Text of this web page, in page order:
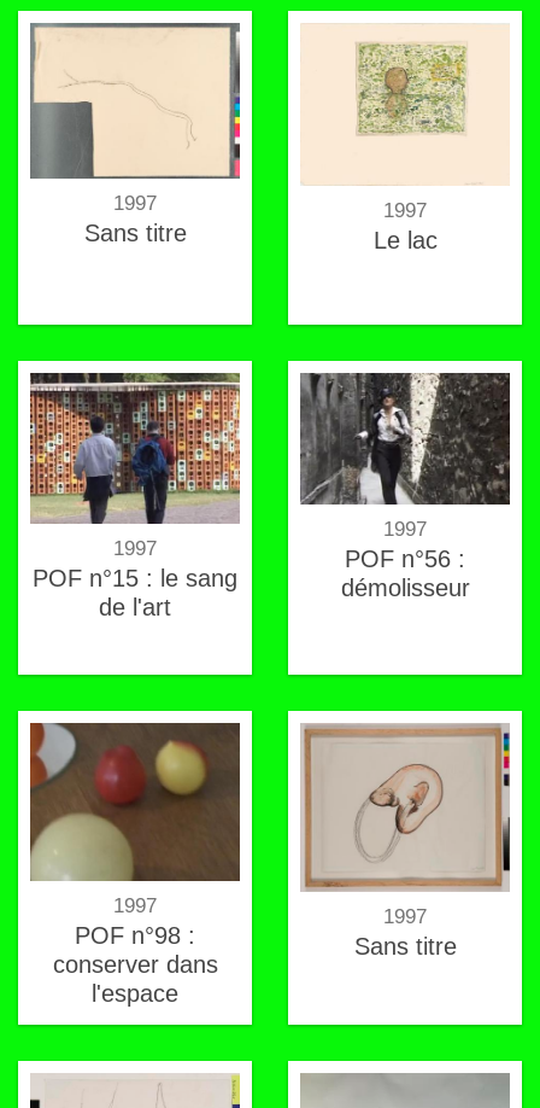
1997
Sans titre
1997
Le lac
1997
POF n°15 : le sang
de l'art
1997
POF n°56 :
démolisseur
1997
POF n°98 :
conserver dans
l'espace
1997
Sans titre